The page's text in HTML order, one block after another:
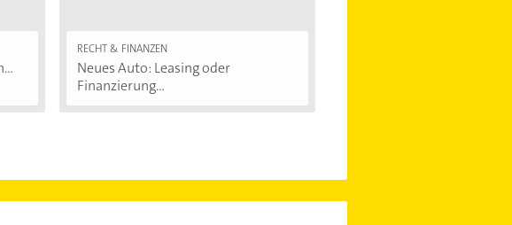
RECHT & FINANZEN
Neues Auto: Leasing oder
Finanzierung...